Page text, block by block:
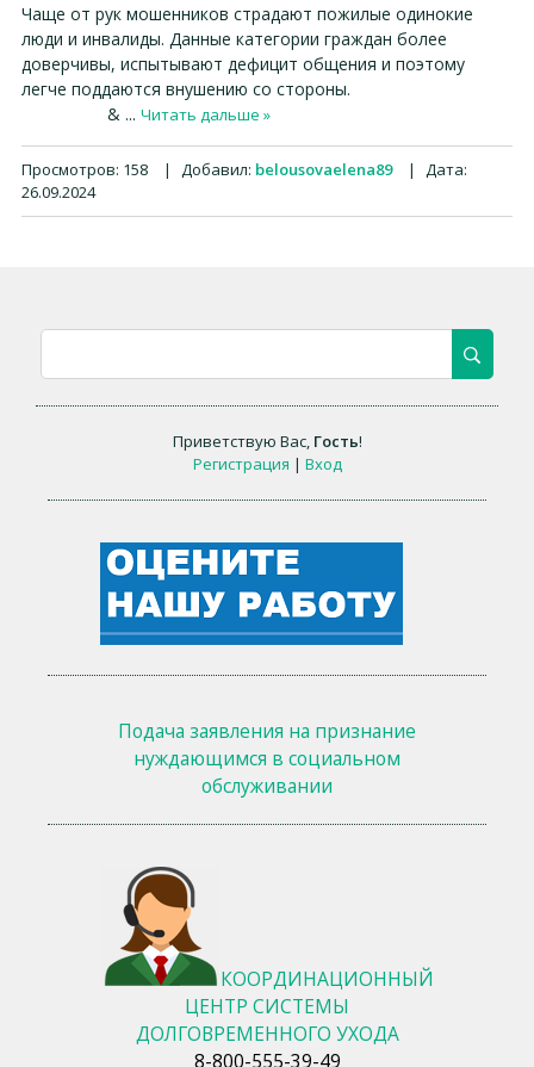
Чаще от рук мошенников страдают пожилые одинокие
люди и инвалиды. Данные категории граждан более
доверчивы, испытывают дефицит общения и поэтому
легче поддаются внушению со стороны.
& ... Читать дальше »
Просмотров: 158 | Добавил: belousovaelena89 |
Дата:
26.09.2024
Приветствую Вас, Гость!
Регистрация | Вход
Подача заявления на признание
нуждающимся в социальном
обслуживании
КООРДИНАЦИОННЫЙ
ЦЕНТР СИСТЕМЫ
ДОЛГОВРЕМЕННОГО УХОДА
8-800-555-39-49